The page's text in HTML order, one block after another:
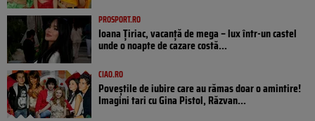
PROSPORT.RO
Ioana Țiriac, vacanță de mega – lux într-un castel
unde o noapte de cazare costă...
CIAO.RO
Poveştile de iubire care au rămas doar o amintire!
Imagini tari cu Gina Pistol, Răzvan...